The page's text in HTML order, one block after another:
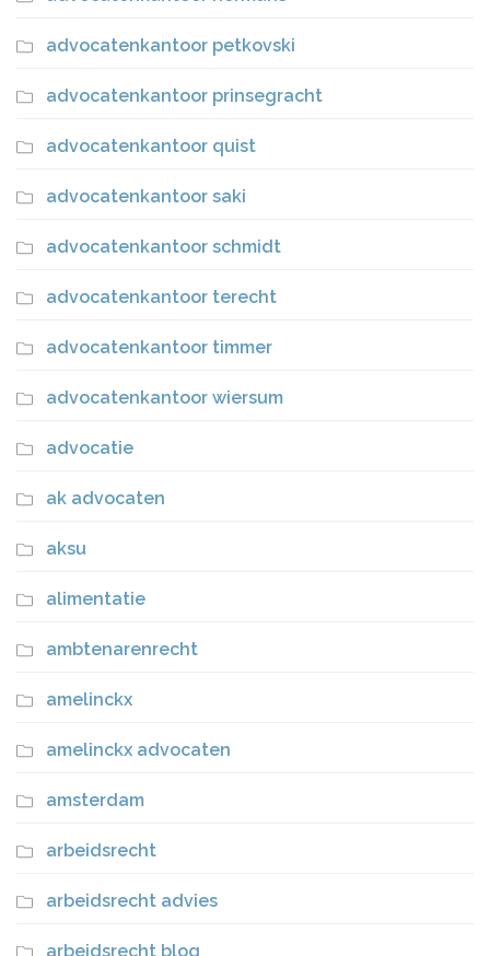
advocatenkantoor petkovski
advocatenkantoor prinsegracht
advocatenkantoor quist
advocatenkantoor saki
advocatenkantoor schmidt
advocatenkantoor terecht
advocatenkantoor timmer
advocatenkantoor wiersum
advocatie
ak advocaten
aksu
alimentatie
ambtenarenrecht
amelinckx
amelinckx advocaten
amsterdam
arbeidsrecht
arbeidsrecht advies
arbeidsrecht blog